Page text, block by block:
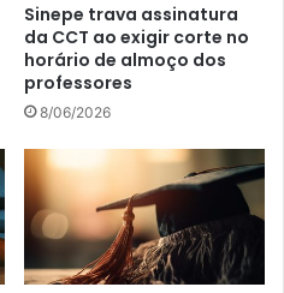
Sinepe trava assinatura
da CCT ao exigir corte no
horário de almoço dos
professores
8/06/2026